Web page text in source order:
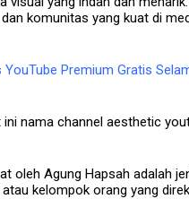
komunitas yang kuat di
YouTube Premium Gratis
ini nama channel aesthetic
oleh Agung Hapsah adalah
kelompok orang yang